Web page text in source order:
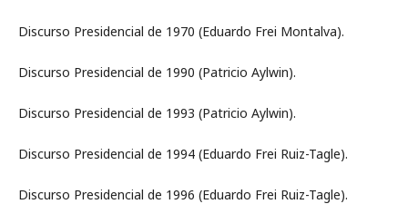
Discurso Presidencial de 1970 (Eduardo Frei Montalva).
Discurso Presidencial de 1990 (Patricio Aylwin).
Discurso Presidencial de 1993 (Patricio Aylwin).
Discurso Presidencial de 1994 (Eduardo Frei Ruiz-Tagle).
Discurso Presidencial de 1996 (Eduardo Frei Ruiz-Tagle).